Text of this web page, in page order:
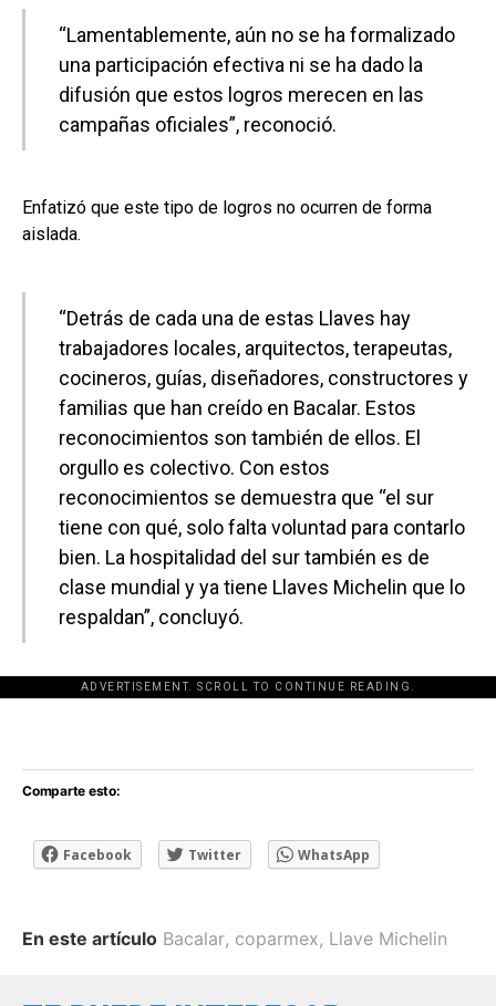
“Lamentablemente, aún no se ha formalizado
una participación efectiva ni se ha dado la
difusión que estos logros merecen en las
campañas oficiales”, reconoció.
Enfatizó que este tipo de logros no ocurren de forma
aislada.
“Detrás de cada una de estas Llaves hay
trabajadores locales, arquitectos, terapeutas,
cocineros, guías, diseñadores, constructores y
familias que han creído en Bacalar. Estos
reconocimientos son también de ellos. El
orgullo es colectivo. Con estos
reconocimientos se demuestra que “el sur
tiene con qué, solo falta voluntad para contarlo
bien. La hospitalidad del sur también es de
clase mundial y ya tiene Llaves Michelin que lo
respaldan”, concluyó.
ADVERTISEMENT. SCROLL TO CONTINUE READING.
[adsforwp id="243463"]
Comparte esto:
Facebook Twitter WhatsApp
En este artículo Bacalar, coparmex, Llave Michelin